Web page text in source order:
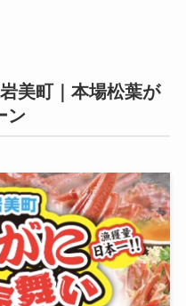
美町｜本場松葉が
ン